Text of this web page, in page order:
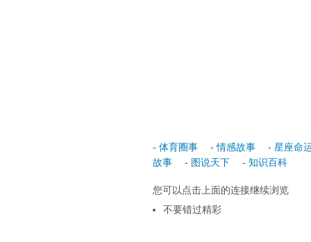
- 体育圈事 -情感故事 - 星座命
故事
- 图说天下 - 知识百科
您可以点击上面的连接继续浏览
不要错过精彩